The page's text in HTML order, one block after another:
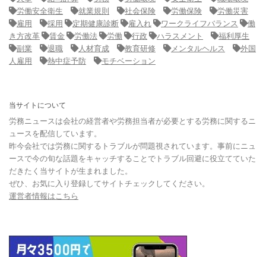
労働安全衛生
就業規則 社会保険 労働保険
労働災害
雇用
採用 定期健康診断 雇入れ ワークライフバランス
働
き方改革
賃金 労働法 労働 行政 ハラスメント
福利厚生
副業
退職 人材育成 教育研修 メンタルヘルス
外国
人雇用
熱中症予防 モチベーション
当サイトについて
労務ニュースは会社の経営者や労務担当者が必要とする労務に関するニ
ュースを配信しています。
昨今会社では労務に関するトラブルが問題視されています。事前にニュ
ースで今の旬な話題をキャッチすることでトラブル回避に役立てていた
だきたく当サイトが生まれました。
ぜひ、お気に入り登録してサイトチェックしてください。
運営者情報はこちら